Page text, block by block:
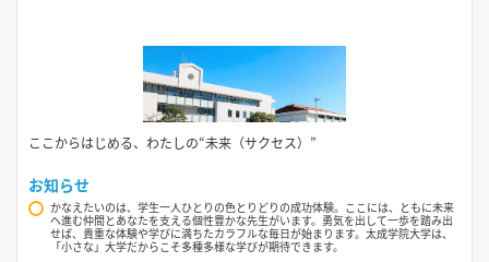
ここからはじめる、わたしの“未来（サクセス）”
お知らせ
かなえたいのは、学生一人ひとりの色とりどりの成功体験。ここには、ともに未来
へ進む仲間とあなたを支える個性豊かな先生がいます。勇気を出して一歩を踏み出
せば、貴重な体験や学びに満ちたカラフルな毎日が始まります。太成学院大学は、
「小さな」大学だからこそ多種多様な学びが期待できます。